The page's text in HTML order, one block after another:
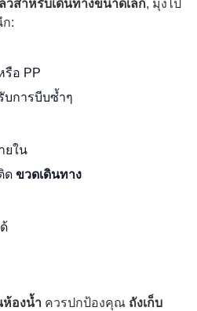
วสำหรับเดินทางขนาดเล็ก, มุ่งไป
ก:
รือ PP
การบีบซ้ำๆ
ยใน
ด ขวดเดินทาง
ห้องน้ำ ควรปกป้องคุณ ถังเก็บ